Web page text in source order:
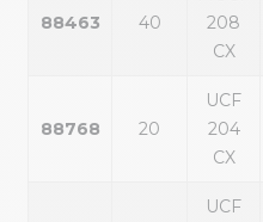
88463 40
208
CX
88768 20
UCF
204
CX
UCF